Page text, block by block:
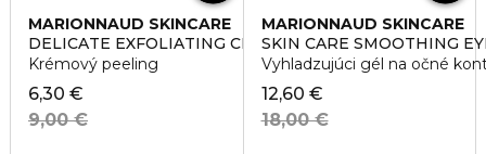
MARIONNAUD SKINCARE
DELICATE EXFOLIATING CREAM
Krémový peeling
6,30 €
9,00 €
MARIONNAUD SKINCARE
SKIN CARE SMOOTHING
Vyhladzujúci gél na očné
12,60 €
18,00 €